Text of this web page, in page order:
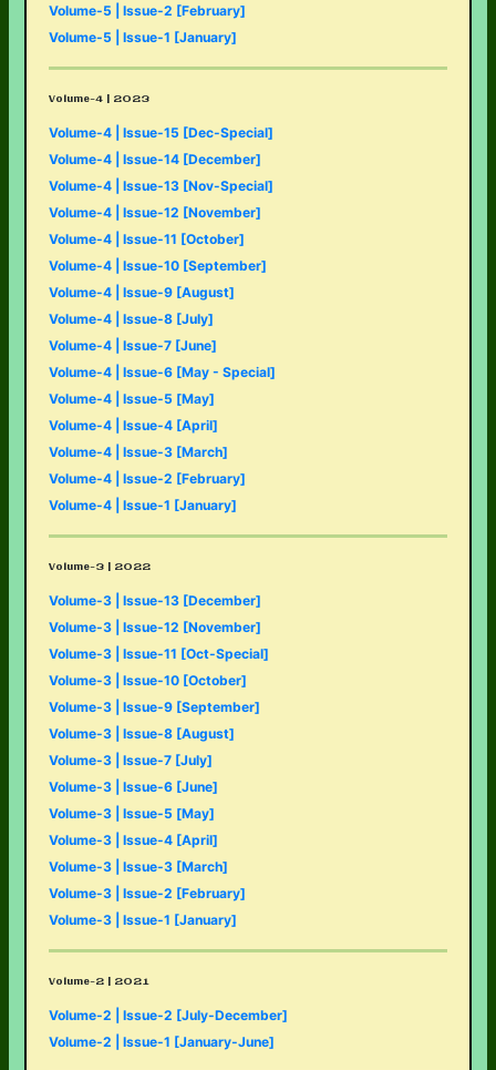
Volume-5 | Issue-2 [February]
Volume-5 | Issue-1 [January]
Volume-4 | 2023
Volume-4 | Issue-15 [Dec-Special]
Volume-4 | Issue-14 [December]
Volume-4 | Issue-13 [Nov-Special]
Volume-4 | Issue-12 [November]
Volume-4 | Issue-11 [October]
Volume-4 | Issue-10 [September]
Volume-4 | Issue-9 [August]
Volume-4 | Issue-8 [July]
Volume-4 | Issue-7 [June]
Volume-4 | Issue-6 [May - Special]
Volume-4 | Issue-5 [May]
Volume-4 | Issue-4 [April]
Volume-4 | Issue-3 [March]
Volume-4 | Issue-2 [February]
Volume-4 | Issue-1 [January]
Volume-3 | 2022
Volume-3 | Issue-13 [December]
Volume-3 | Issue-12 [November]
Volume-3 | Issue-11 [Oct-Special]
Volume-3 | Issue-10 [October]
Volume-3 | Issue-9 [September]
Volume-3 | Issue-8 [August]
Volume-3 | Issue-7 [July]
Volume-3 | Issue-6 [June]
Volume-3 | Issue-5 [May]
Volume-3 | Issue-4 [April]
Volume-3 | Issue-3 [March]
Volume-3 | Issue-2 [February]
Volume-3 | Issue-1 [January]
Volume-2 | 2021
Volume-2 | Issue-2 [July-December]
Volume-2 | Issue-1 [January-June]